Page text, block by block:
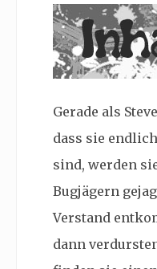
Gerade als
dass sie
sind, werden
Bugjägern
Verstand
dann